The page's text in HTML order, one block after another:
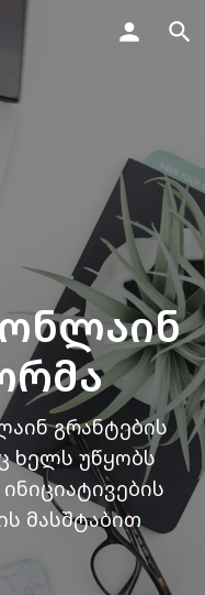
გრანტების
ხელს უწყობს
მასშტაბით